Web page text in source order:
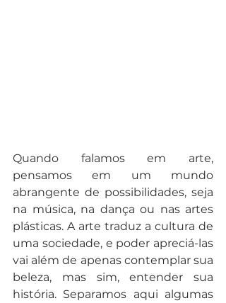
Quando falamos em arte,
pensamos em um mundo
abrangente de possibilidades, seja
na música, na dança ou nas artes
plásticas. A arte traduz a cultura de
uma sociedade, e poder apreciá-las
vai além de apenas contemplar sua
beleza, mas sim, entender sua
história. Separamos aqui algumas